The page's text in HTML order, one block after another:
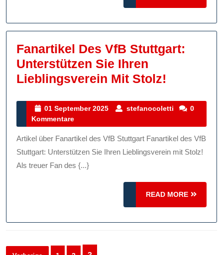
MORE
Fanartikel Des VfB Stuttgart:
Unterstützen Sie Ihren
Lieblingsverein Mit Stolz!
VfB
Stuttgart:
Sie
Mit
01 September 2025
01
2025
stefanocoletti stefanocoletti
0
Kommentare
Artikel über Fanartikel des VfB Stuttgart Fanartikel des VfB
Stuttgart: Unterstützen Sie Ihren Lieblingsverein mit Stolz!
Als treuer Fan des {...}
READ MORE
READ
MORE
Seitennummerierung